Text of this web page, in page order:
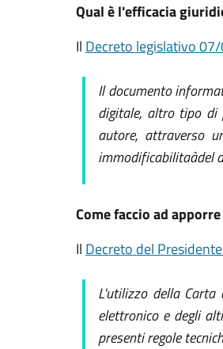
Qual è l'efficacia
Il Decreto legislativo
Il documento
digitale, altro tipo di
autore, attraverso
immodificabilitaàdel
Come faccio ad
Il Decreto del
L'utilizzo della Carta
elettronico e degli
presenti regole